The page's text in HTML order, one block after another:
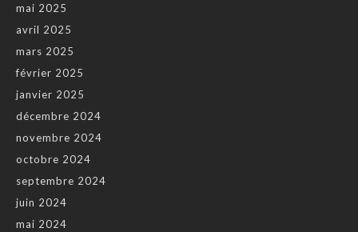
mai 2025
avril 2025
mars 2025
février 2025
janvier 2025
décembre 2024
novembre 2024
octobre 2024
septembre 2024
juin 2024
mai 2024